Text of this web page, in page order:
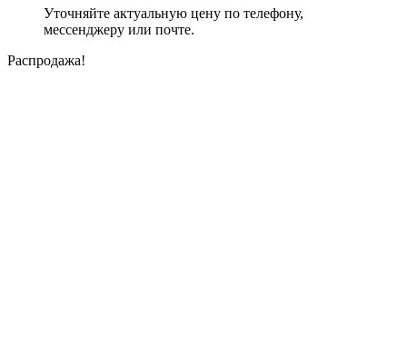
Уточняйте актуальную цену по телефону,
мессенджеру или почте.
Распродажа!